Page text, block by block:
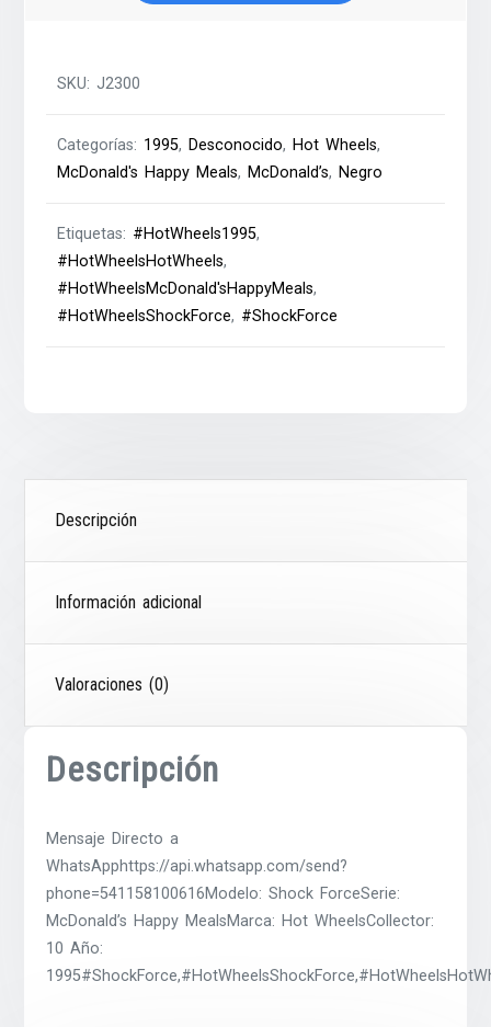
cantidad
SKU:J2300
Categorías: 1995, Desconocido, Hot Wheels,
McDonald's Happy Meals, McDonald’s, Negro
Etiquetas: #HotWheels1995,
#HotWheelsHotWheels,
#HotWheelsMcDonald'sHappyMeals,
#HotWheelsShockForce, #ShockForce
Descripción
Información adicional
Valoraciones (0)
Descripción
Mensaje Directo a
WhatsApphttps://api.whatsapp.com/send?
phone=541158100616Modelo: Shock ForceSerie:
McDonald’s Happy MealsMarca: Hot WheelsCollector:
10 Año: